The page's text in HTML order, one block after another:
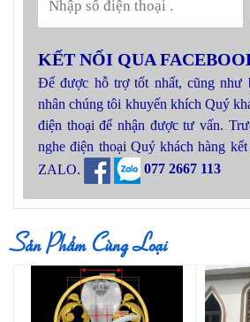
KẾT NỐI QUA
Để được hỗ trợ tốt nhất, cũng như
nhân chúng tôi khuyến khích Quý
điện thoại để nhận được tư vấn.
nghe điện thoại Quý khách hàng
ZALO.
077 2667 113
Sản Phẩm Cùng Loại